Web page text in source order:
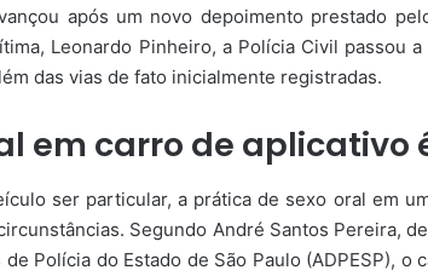
após um novo depoimento prestado
Leonardo Pinheiro, a Polícia Civil passou
das vias de fato inicialmente registradas.
em carro de aplicativo
ser particular, a prática de sexo oral em
Segundo André Santos Pereira,
Polícia do Estado de São Paulo (ADPESP),